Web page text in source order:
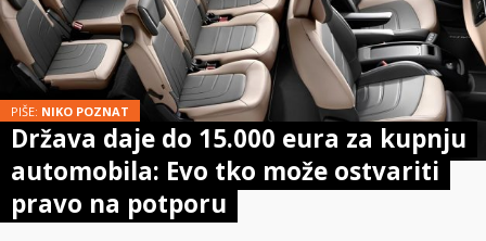
PIŠE: NIKO POZNAT
Država daje do 15.000 eura za kupnju
automobila: Evo tko može ostvariti
pravo na potporu